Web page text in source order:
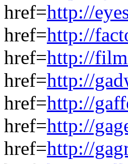
href=http://
href=http://
href=http://
href=http://
href=http://
href=http://
href=http://